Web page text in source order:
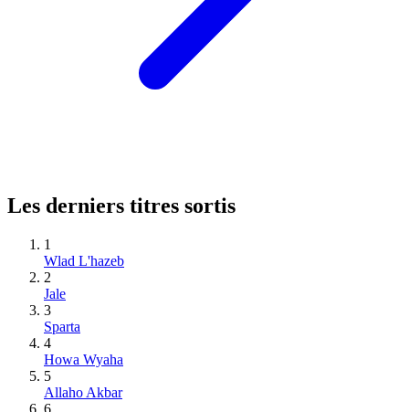
Les derniers titres sortis
1
Wlad L'hazeb
2
Jale
3
Sparta
4
Howa Wyaha
5
Allaho Akbar
6